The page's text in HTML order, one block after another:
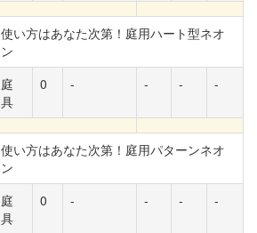
使い方はあなた次第！庭用ハート型ネオ
ン
庭
具
0 - - - -
使い方はあなた次第！庭用パターンネオ
ン
庭
具
0 - - - -